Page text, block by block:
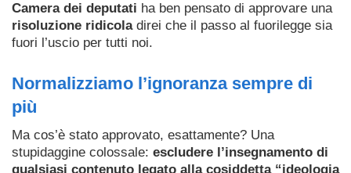
Camera dei deputati ha ben pensato di approvare una
risoluzione ridicoladirei che il passo al fuorilegge sia
fuori l’uscio per tutti noi.
Normalizziamo l’ignoranza sempre di
più
Ma cos’è stato approvato, esattamente? Una
stupidaggine colossale: escludere l’insegnamento di
qualsiasi contenuto legato alla cosiddetta “ideologia